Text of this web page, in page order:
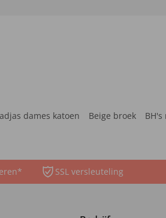
dames katoen Beige broek
SSL versleuteling